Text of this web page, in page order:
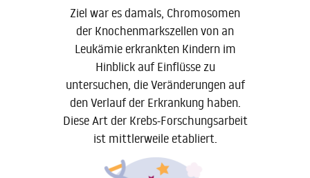
Ziel war es damals, Chromosomen
der Knochenmarkszellen von an
Leukämie erkrankten Kindern im
Hinblick auf Einflüsse zu
untersuchen, die Veränderungen auf
den Verlauf der Erkrankung haben.
Diese Art der Krebs-Forschungsarbeit
ist mittlerweile etabliert.